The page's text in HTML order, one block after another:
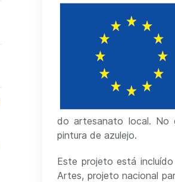
do artesanato local. No
pintura de azulejo.
Este projeto está
Artes, projeto nacional